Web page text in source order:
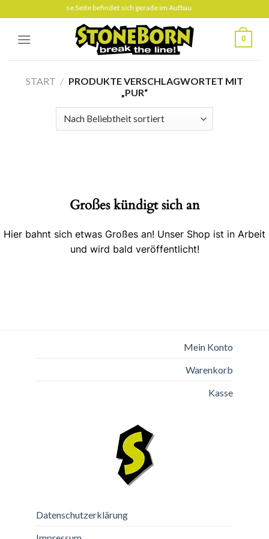
to
content
Diese Seite befindet sich gerade im Aufbau
0
START / PRODUKTE VERSCHLAGWORTET MIT
„PUR“
Großes kündigt sich an
Hier bahnt sich etwas Großes an! Unser Shop ist in Arbeit
und wird bald veröffentlicht!
Mein Konto
Warenkorb
Kasse
Datenschutzerklärung